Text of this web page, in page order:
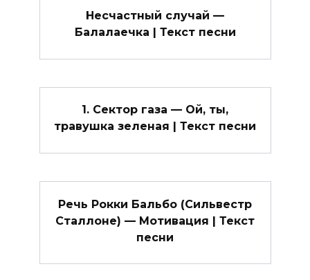
Несчастный случай —
Балалаечка | Текст песни
1. Сектор газа — Ой, ты,
травушка зеленая | Текст песни
Речь Рокки Бальбо (Сильвестр
Сталлоне) — Мотивация | Текст
песни